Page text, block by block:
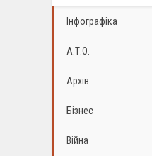
Інфографіка
А.Т.О.
Архів
Бізнес
Війна